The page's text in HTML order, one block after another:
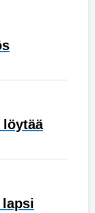
löytää
lapsi